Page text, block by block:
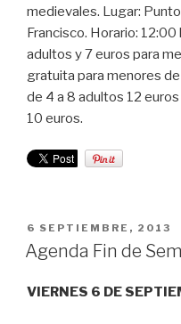
medievales. Lugar:
Francisco. Horario:
adultos y 7 euros para
gratuita para menores
de 4 a 8 adultos 12
10 euros.
PUBLICADO
EL
6 SEPTIEMBRE, 2013
Agenda Fin de
VIERNES 6 DE